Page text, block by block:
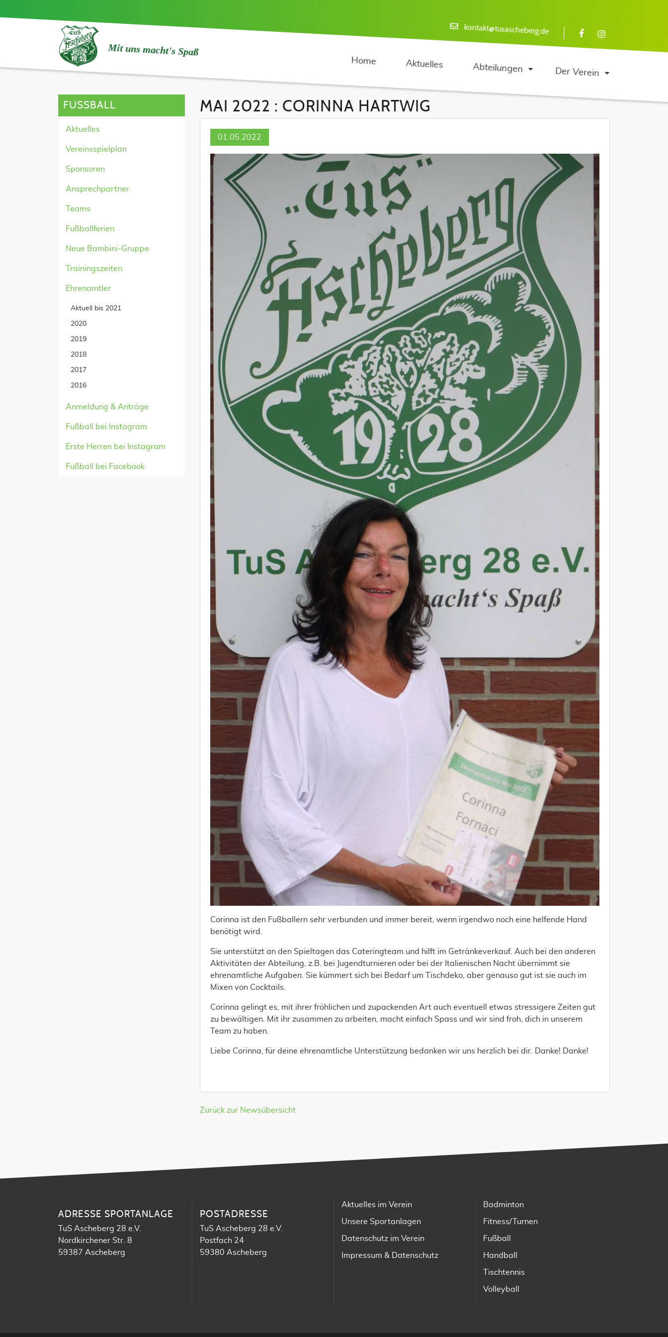
kontakt@tusascheberg.de
Mit uns macht's Spaß
Home Aktuelles Abteilungen Der Verein
MAI 2022 : CORINNA HARTWIG
01.05.2022
Corinna ist den Fußballern sehr verbunden und immer bereit, wenn irgendwo noch eine helfende Hand
benötigt wird.
Sie unterstützt an den Spieltagen das Cateringteam und hilft im Getränkeverkauf. Auch bei den anderen
Aktivitäten der Abteilung, z.B. bei Jugendturnieren oder bei der Italienischen Nacht übernimmt sie
ehrenamtliche Aufgaben. Sie kümmert sich bei Bedarf um Tischdeko, aber genauso gut ist sie auch im
Mixen von Cocktails.
Corinna gelingt es, mit ihrer fröhlichen und zupackenden Art auch eventuell etwas stressigere Zeiten gut
zu bewältigen. Mit ihr zusammen zu arbeiten, macht einfach Spass und wir sind froh, dich in unserem
Team zu haben.
Liebe Corinna, für deine ehrenamtliche Unterstützung bedanken wir uns herzlich bei dir. Danke! Danke!
Zurück zur Newsübersicht
FUSSBALL
Aktuelles
Vereinsspielplan
Sponsoren
Ansprechpartner
Teams
Fußballferien
Neue Bambini-Gruppe
Trainingszeiten
Ehrenamtler
Aktuell bis 2021
2020
2019
2018
2017
2016
Anmeldung & Anträge
Fußball bei Instagram
Erste Herren bei Instagram
Fußball bei Facebook
ADRESSE SPORTANLAGE
TuS Ascheberg 28 e.V.
Nordkirchener Str. 8
59387 Ascheberg
POSTADRESSE
TuS Ascheberg 28 e.V.
Postfach 24
59380 Ascheberg
Aktuelles im Verein
Unsere Sportanlagen
Datenschutz im Verein
Impressum & Datenschutz
Badminton
Fitness/Turnen
Fußball
Handball
Tischtennis
Volleyball